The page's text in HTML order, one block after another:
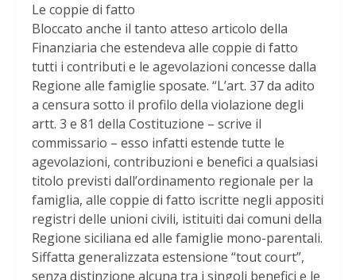
Le coppie di fatto
Bloccato anche il tanto atteso articolo della
Finanziaria che estendeva alle coppie di fatto
tutti i contributi e le agevolazioni concesse dalla
Regione alle famiglie sposate. “L’art. 37 da adito
a censura sotto il profilo della violazione degli
artt. 3 e 81 della Costituzione – scrive il
commissario – esso infatti estende tutte le
agevolazioni, contribuzioni e benefici a qualsiasi
titolo previsti dall’ordinamento regionale per la
famiglia, alle coppie di fatto iscritte negli appositi
registri delle unioni civili, istituiti dai comuni della
Regione siciliana ed alle famiglie mono-parentali.
Siffatta generalizzata estensione “tout court”,
senza distinzione alcuna tra i singoli benefici e le